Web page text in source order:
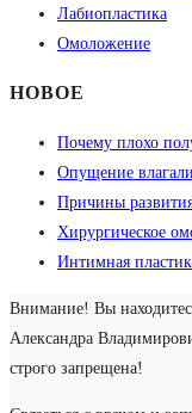
Лабиопластика
Омоложение
НОВОЕ
Почему плохо
Опущение
Причины
Хирургическое
Интимная
Внимание! Вы
Александра
строго запрещена!